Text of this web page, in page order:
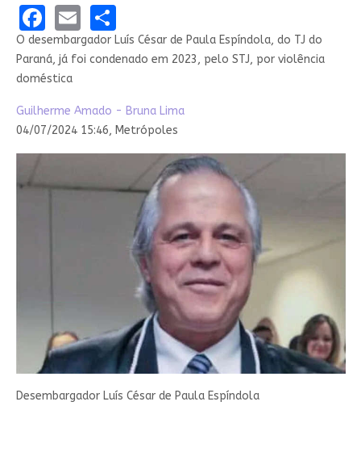
Facebook
EmailShare
O desembargador Luís César de Paula Espíndola, do TJ do
Paraná, já foi condenado em 2023, pelo STJ, por violência
doméstica
Guilherme Amado - Bruna Lima
04/07/2024 15:46, Metrópoles
Desembargador Luís César de Paula Espíndola